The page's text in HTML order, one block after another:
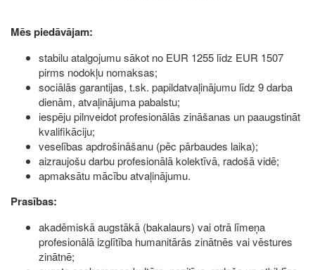
Mēs piedāvājam:
stabilu atalgojumu sākot no EUR 1255 līdz EUR 1507
pirms nodokļu nomaksas;
sociālās garantijas, t.sk. papildatvaļinājumu līdz 9 darba
dienām, atvaļinājuma pabalstu;
iespēju pilnveidot profesionālās zināšanas un paaugstināt
kvalifikāciju;
veselības apdrošināšanu (pēc pārbaudes laika);
aizraujošu darbu profesionālā kolektīvā, radošā vidē;
apmaksātu mācību atvaļinājumu.
Prasības:
akadēmiskā augstākā (bakalaurs) vai otrā līmeņa
profesionālā izglītība humanitārās zinātnēs vai vēstures
zinātnē;